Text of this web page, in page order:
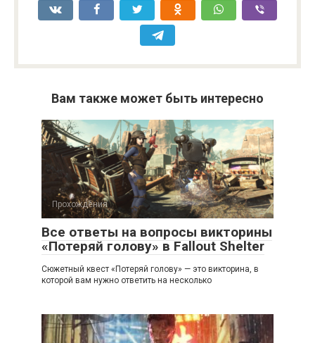
Вам также может быть интересно
Прохождения
Все ответы на вопросы викторины
«Потеряй голову» в Fallout Shelter
Сюжетный квест «Потеряй голову» — это викторина, в
которой вам нужно ответить на несколько